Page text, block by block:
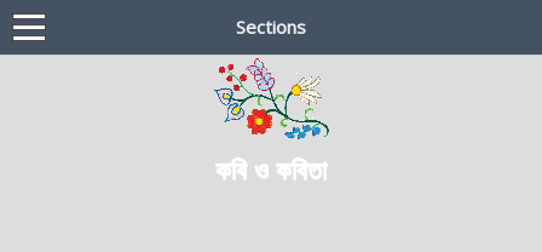
Sections
কবি ও কবিতা